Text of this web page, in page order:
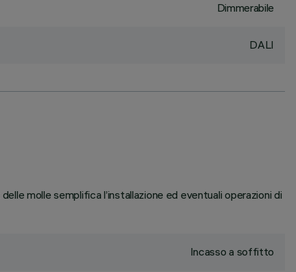
Dimmerabile
DALI
molle semplifica l’installazione ed eventuali operazioni di
Incasso a soffitto